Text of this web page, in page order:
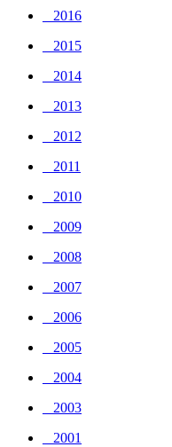
_ 2016
_ 2015
_ 2014
_ 2013
_ 2012
_ 2011
_ 2010
_ 2009
_ 2008
_ 2007
_ 2006
_ 2005
_ 2004
_ 2003
_ 2001